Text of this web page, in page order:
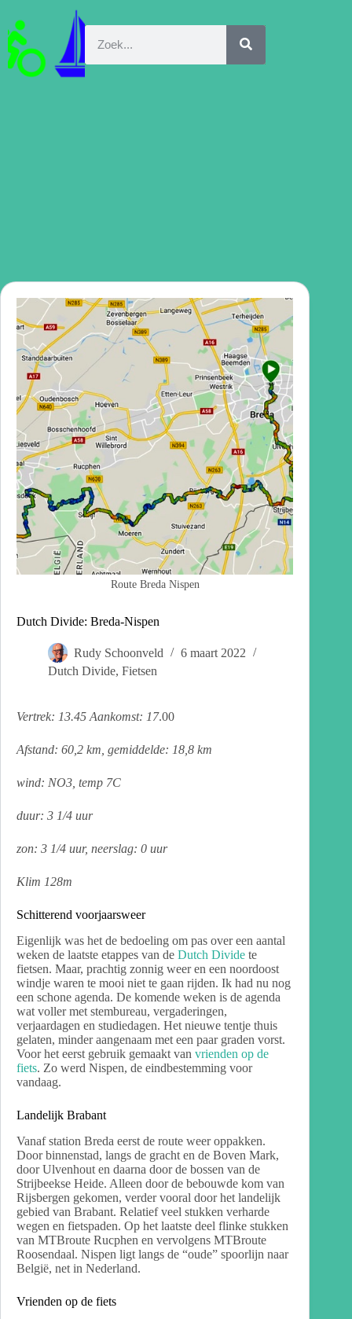
Route Breda Nispen
Dutch Divide: Breda-Nispen
Rudy Schoonveld
6 maart 2022
Dutch Divide, Fietsen
Vertrek: 13.45 Aankomst: 17.00
Afstand: 60,2 km, gemiddelde: 18,8 km
wind: NO3, temp 7C
duur: 3 1/4 uur
zon: 3 1/4 uur, neerslag: 0 uur
Klim 128m
Schitterend voorjaarsweer
Eigenlijk was het de bedoeling om pas over een aantal
weken de laatste etappes van de Dutch Divide te
fietsen. Maar, prachtig zonnig weer en een noordoost
windje waren te mooi niet te gaan rijden. Ik had nu nog
een schone agenda. De komende weken is de agenda
wat voller met stembureau, vergaderingen,
verjaardagen en studiedagen. Het nieuwe tentje thuis
gelaten, minder aangenaam met een paar graden vorst.
Voor het eerst gebruik gemaakt van vrienden op de
fiets. Zo werd Nispen, de eindbestemming voor
vandaag.
Landelijk Brabant
Vanaf station Breda eerst de route weer oppakken.
Door binnenstad, langs de gracht en de Boven Mark,
door Ulvenhout en daarna door de bossen van de
Strijbeekse Heide. Alleen door de bebouwde kom van
Rijsbergen gekomen, verder vooral door het landelijk
gebied van Brabant. Relatief veel stukken verharde
wegen en fietspaden. Op het laatste deel flinke stukken
van MTBroute Rucphen en vervolgens MTBroute
Roosendaal. Nispen ligt langs de “oude” spoorlijn naar
België, net in Nederland.
Vrienden op de fiets